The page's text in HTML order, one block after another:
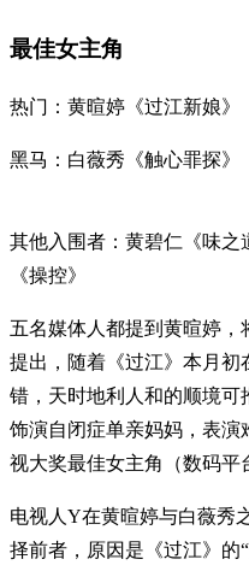
最佳女主角
热门：黄暄婷《过江新娘》
黑马：白薇秀《触心罪探》
其他入围者：黄碧仁《味
《操控》
五名媒体人都提到黄暄婷，
提出，随着《过江》本月初
错，天时地利人和的顺境可
饰演自闭症单亲妈妈，表
视大奖最佳女主角（数码平
电视人Y在黄暄婷与白薇秀
择前者，原因是《过江》的